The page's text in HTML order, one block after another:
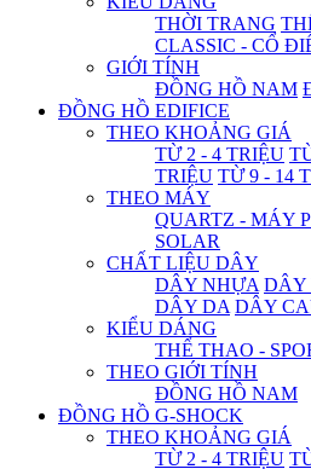
THỜI TRANG
CLASSIC - CỔ
GIỚI TÍNH
ĐỒNG HỒ NAM
ĐỒNG HỒ EDIFICE
THEO KHOẢNG GIÁ
TỪ 2 - 4 TRIỆU
TRIỆU TỪ 9 - 14
THEO MÁY
QUARTZ - MÁY
SOLAR
CHẤT LIỆU DÂY
DÂY NHỰA DÂY
DÂY DA DÂY
KIỂU DÁNG
THỂ THAO -
THEO GIỚI TÍNH
ĐỒNG HỒ NAM
ĐỒNG HỒ G-SHOCK
THEO KHOẢNG GIÁ
TỪ 2 - 4 TRIỆU